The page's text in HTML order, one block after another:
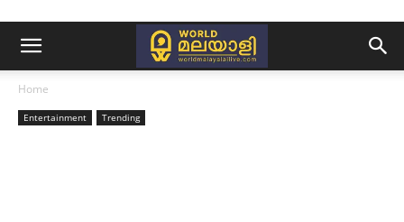
Home
Entertainment Trending